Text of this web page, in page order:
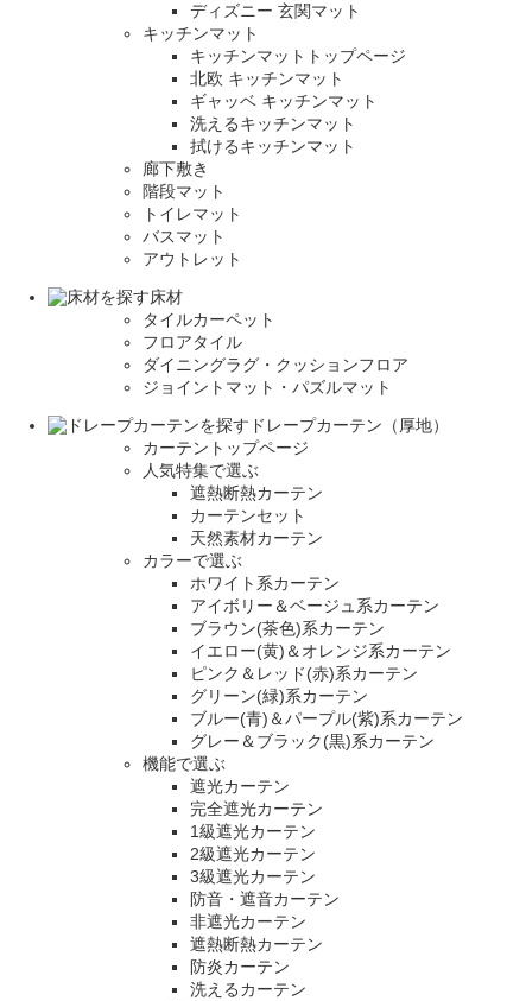
ディズニー 玄関マット
キッチンマット
キッチンマットトップページ
北欧 キッチンマット
ギャッベ キッチンマット
洗えるキッチンマット
拭けるキッチンマット
廊下敷き
階段マット
トイレマット
バスマット
アウトレット
床材
タイルカーペット
フロアタイル
ダイニングラグ・クッションフロア
ジョイントマット・パズルマット
ドレープカーテン（厚地）
カーテントップページ
人気特集で選ぶ
遮熱断熱カーテン
カーテンセット
天然素材カーテン
カラーで選ぶ
ホワイト系カーテン
アイボリー＆ベージュ系カーテン
ブラウン(茶色)系カーテン
イエロー(黄)＆オレンジ系カーテン
ピンク＆レッド(赤)系カーテン
グリーン(緑)系カーテン
ブルー(青)＆パープル(紫)系カーテン
グレー＆ブラック(黒)系カーテン
機能で選ぶ
遮光カーテン
完全遮光カーテン
1級遮光カーテン
2級遮光カーテン
3級遮光カーテン
防音・遮音カーテン
非遮光カーテン
遮熱断熱カーテン
防炎カーテン
洗えるカーテン